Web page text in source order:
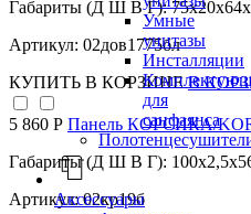
Умные
унитазы
Инсталляции
для
санфаянса
Аксессуары
Габариты (Д Ш В Г):
Артикул: 02дов1775бл
КУПИТЬ В КОРЗИНЕ В
5 860 Р Панель КОРСИКА/
Габариты (Д Ш В Г):
Артикул: 02кр19б